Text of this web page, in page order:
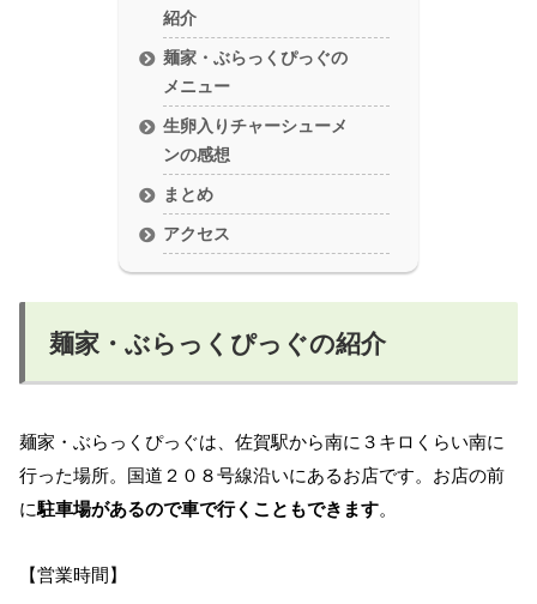
紹介
麺家・ぶらっくぴっぐの
メニュー
生卵入りチャーシューメ
ンの感想
まとめ
アクセス
麺家・ぶらっくぴっぐの紹介
麺家・ぶらっくぴっぐは、佐賀駅から南に３キロくらい南に
行った場所。国道２０８号線沿いにあるお店です。お店の前
に駐車場があるので車で行くこともできます。
【営業時間】